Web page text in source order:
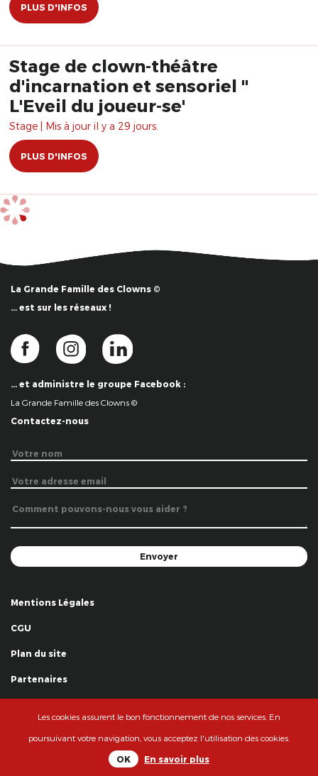
PLUS D'INFOS
Stage de clown-théâtre
d'incarnation et sensoriel "
L'Eveil du joueur-se'
Stage | Mis à jour il y a 29 jours.
PLUS D'INFOS
La Grande Famille des Clowns ©
… est sur les réseaux !
… et administre le groupe Facebook :
La Grande Famille des Clowns ©
Contactez-nous
Mentions Légales
CGU
Plan du site
Partenaires
© La Grande Famille des Clowns - 2018
Les cookies assurent le bon fonctionnement de nos services. En
poursuivant votre navigation, vous acceptez l'utilisation des cookies.
OK En savoir plus